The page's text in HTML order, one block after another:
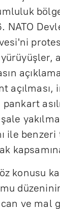
NATO
açılması,
ile
konusu
ve mal